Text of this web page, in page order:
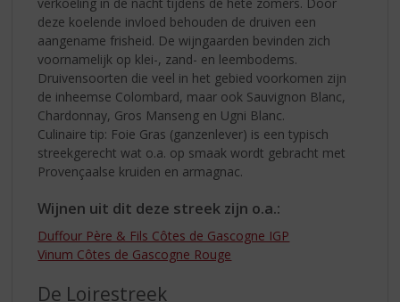
deze koelende invloed behouden de druiven een
aangename frisheid. De wijngaarden bevinden zich
voornamelijk op klei-, zand- en leembodems.
Druivensoorten die veel in het gebied voorkomen zijn
de inheemse Colombard, maar ook Sauvignon Blanc,
Chardonnay, Gros Manseng en Ugni Blanc.
Culinaire tip: Foie Gras (ganzenlever) is een typisch
streekgerecht wat o.a. op smaak wordt gebracht met
Provençaalse kruiden en armagnac.
Wijnen uit dit deze streek zijn o.a.:
Duffour Père & Fils Côtes de Gascogne IGP
Vinum Côtes de Gascogne Rouge
De Loirestreek